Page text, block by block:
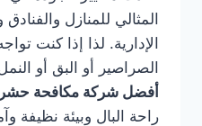
المثالي للمنازل
الإدارية. لذا إذا كنت
الصراصير أو البق أو
أفضل شركة مكافحة
راحة البال وبيئة نظيفة